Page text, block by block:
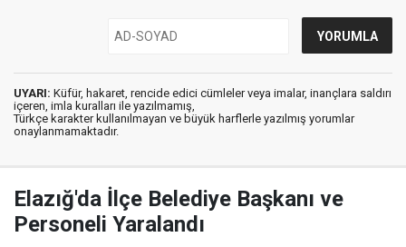
UYARI: Küfür, hakaret, rencide edici cümleler veya imalar, inançlara saldırı
içeren, imla kuralları ile yazılmamış,
Türkçe karakter kullanılmayan ve büyük harflerle yazılmış yorumlar
onaylanmamaktadır.
Elazığ'da İlçe Belediye Başkanı ve
Personeli Yaralandı